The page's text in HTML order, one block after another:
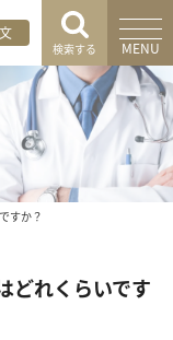
検索する MENU
すか？
どれくらいです